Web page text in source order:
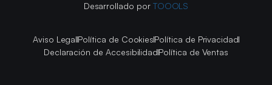
Desarrollado por TOOOLS
Aviso LegalPolítica de CookiesPolítica de Privacidad
Declaración de AccesibilidadPolítica de Ventas